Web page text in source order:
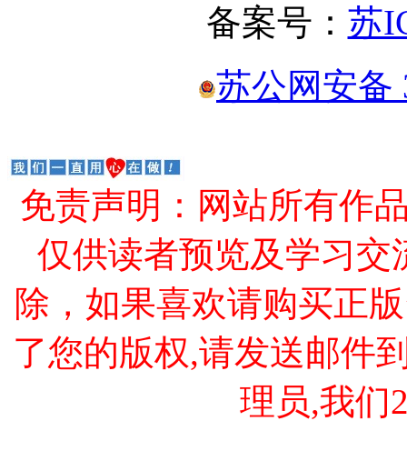
备案号： 苏
苏公网安备
免责声明：网站所有作
仅供读者预览及学习交
除，如果喜欢请购买正
了您的版权,请发送邮件
理员,我们